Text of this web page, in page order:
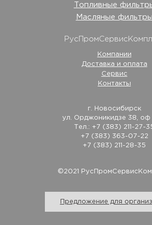
©2021
Предложение для
Топливные
Масляные фильтры
Компании
Доставка и оплата
Сервис
Контакты
г. Новосибирск
ул. Орджоникидзе 38,
Тел.: +7 (383) 211-27-
+7 (383) 363-07-22
+7 (383) 211-28-35